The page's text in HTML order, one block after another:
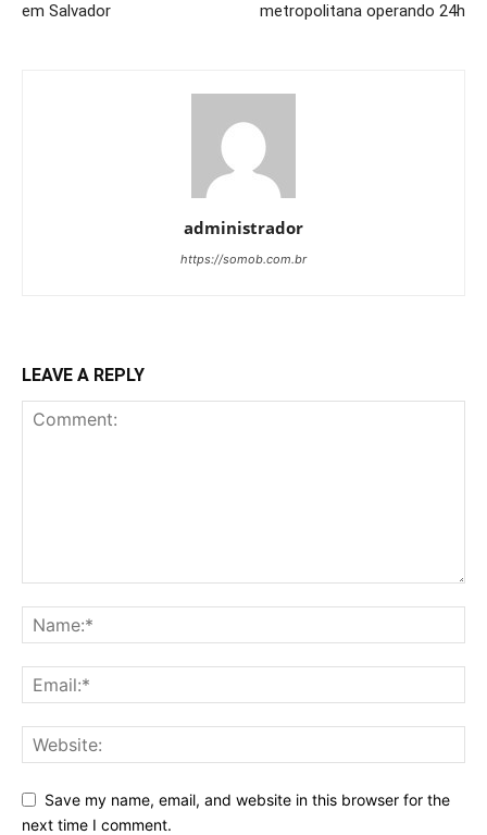
em Salvador
metropolitana operando 24h
administrador
https://somob.com.br
LEAVE A REPLY
Save my name, email, and website in this browser for the
next time I comment.